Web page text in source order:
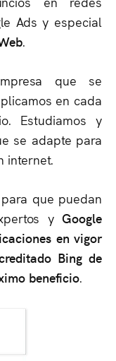
Ads y especial
.
que se
en cada
Estudiamos y
se adapte para
internet.
que puedan
yGoogle
en vigor
Bing de
beneficio.